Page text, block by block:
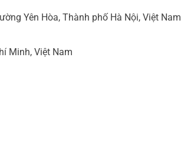
Yên Hòa, Thành phố Hà Nội, Việt Nam
Minh, Việt Nam